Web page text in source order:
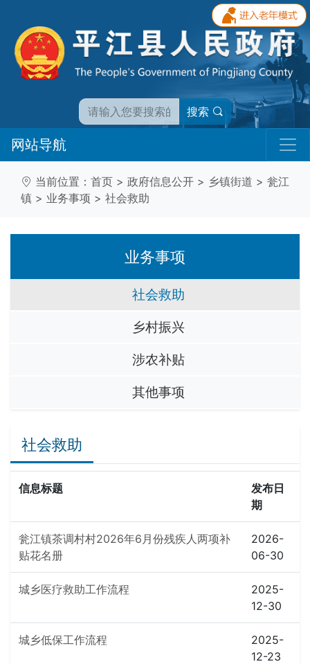
搜索
网站导航
当前位置： 首页 > 政府信息公开 > 乡镇街道 > 瓮江
镇 > 业务事项 > 社会救助
业务事项
社会救助
乡村振兴
涉农补贴
其他事项
社会救助
信息标题
发布日
期
瓮江镇茶调村村2026年6月份残疾人两项补
贴花名册
2026-
06-30
城乡医疗救助工作流程
2025-
12-30
城乡低保工作流程
2025-
12-23